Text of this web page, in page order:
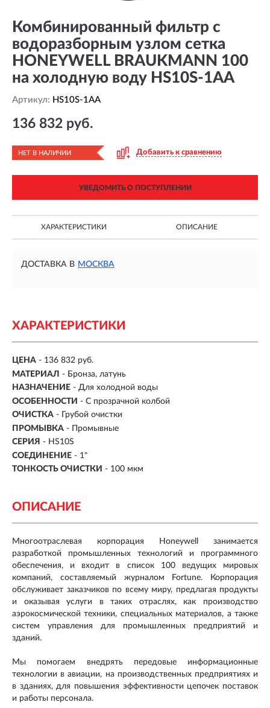
Комбинированный фильтр с
водоразборным узлом сетка
HONEYWELL BRAUKMANN 100
на холодную воду HS10S-1AA
Артикул: HS10S-1AA
136 832 руб.
НЕТ В НАЛИЧИИ Добавить к сравнению
УВЕДОМИТЬ О ПОСТУПЛЕНИИ
ХАРАКТЕРИСТИКИ ОПИСАНИЕ
ДОСТАВКА В МОСКВА
ХАРАКТЕРИСТИКИ
ЦЕНА - 136 832 руб.
МАТЕРИАЛ - Бронза, латунь
НАЗНАЧЕНИЕ - Для холодной воды
ОСОБЕННОСТИ - С прозрачной колбой
ОЧИСТКА - Грубой очистки
ПРОМЫВКА - Промывные
СЕРИЯ - HS10S
СОЕДИНЕНИЕ - 1"
ТОНКОСТЬ ОЧИСТКИ - 100 мкм
ОПИСАНИЕ
Многоотраслевая корпорация Honeywell занимается
разработкой промышленных технологий и программного
обеспечения, и входит в список 100 ведущих мировых
компаний, составляемый журналом Fortune. Корпорация
обслуживает заказчиков по всему миру, предлагая продукты
и оказывая услуги в таких отраслях, как производство
аэрокосмической техники, специальных материалов, а также
систем управления для промышленных предприятий и
зданий.
Мы помогаем внедрять передовые информационные
технологии в авиации, на производственных предприятиях и
в зданиях, для повышения эффективности цепочек поставок
и работы персонала.